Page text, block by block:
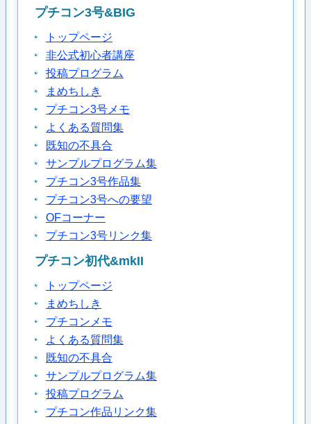
プチコン3号&BIG
トップページ
非公式初心者講座
投稿プログラム
まめちしき
プチコン3号メモ
よくある質問集
既知の不具合
サンプルプログラム集
プチコン3号作品集
プチコン3号への要望
OFコーナー
プチコン3号リンク集
プチコン初代&mkII
トップページ
まめちしき
プチコンメモ
よくある質問集
既知の不具合
サンプルプログラム集
投稿プログラム
プチコン作品リンク集